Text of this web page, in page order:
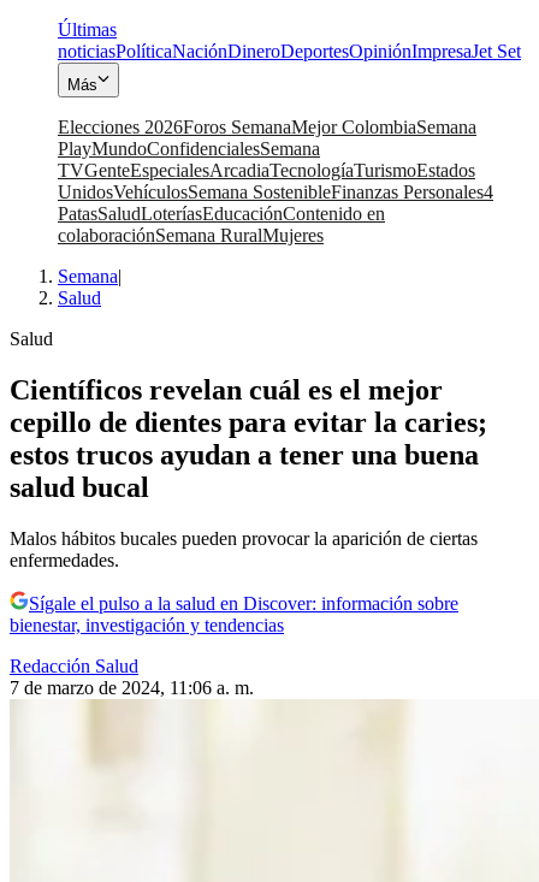
Últimas
noticiasPolíticaNaciónDineroDeportesOpiniónImpresaJet Set
Más
Elecciones 2026Foros SemanaMejor ColombiaSemana
PlayMundoConfidencialesSemana
TVGenteEspecialesArcadiaTecnologíaTurismoEstados
UnidosVehículosSemana SostenibleFinanzas Personales4
PatasSaludLoteríasEducaciónContenido en
colaboraciónSemana RuralMujeres
Semana|
Salud
Salud
Científicos revelan cuál es el mejor
cepillo de dientes para evitar la caries;
estos trucos ayudan a tener una buena
salud bucal
Malos hábitos bucales pueden provocar la aparición de ciertas
enfermedades.
Sígale el pulso a la salud en Discover: información sobre
bienestar, investigación y tendencias
Redacción Salud
7 de marzo de 2024, 11:06 a. m.